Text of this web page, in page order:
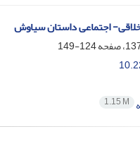
اجتماعی داستان سیاوش
124-149
1.15 M